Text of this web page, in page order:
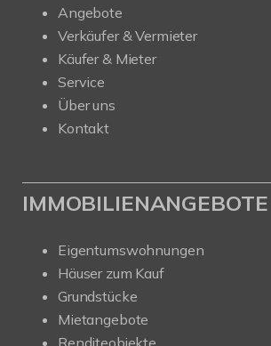
Angebote
Verkäufer & Vermieter
Käufer & Mieter
Service
Über uns
Kontakt
IMMOBILIENANGEBOTE
Eigentumswohnungen
Häuser zum Kauf
Grundstücke
Mietangebote